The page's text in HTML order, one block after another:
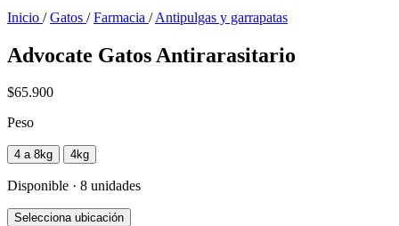
Inicio / Gatos / Farmacia / Antipulgas y garrapatas
Advocate Gatos Antirarasitario
$65.900
Peso
4 a 8kg 4kg
Disponible · 8 unidades
Selecciona ubicación